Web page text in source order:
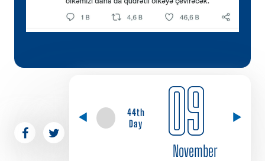
44th
Day
09
November